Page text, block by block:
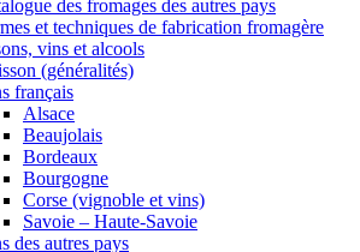
des fromages des autres pays
et techniques de fabrication fromagère
vins et alcools
(généralités)
français
Alsace
Beaujolais
Bordeaux
Bourgogne
Corse (vignoble et vins)
Savoie – Haute-Savoie
des autres pays